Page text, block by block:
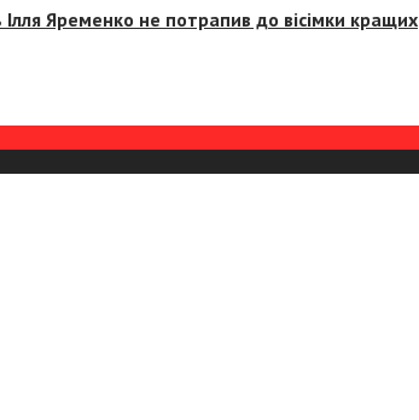
Яременко не потрапив до вісімки кращих